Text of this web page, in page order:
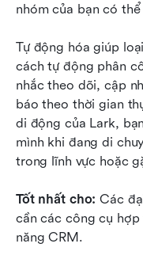
nhóm của bạn có
Tự động hóa giúp
cách tự động phân
nhắc theo dõi, cập
báo theo thời gian
di động của Lark,
mình khi đang di
trong lĩnh vực hoặc
Tốt nhất cho: Các
cần các công cụ
năng CRM.